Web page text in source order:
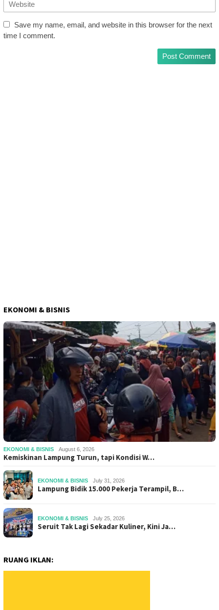
Save my name, email, and website in this browser for the next
time I comment.
EKONOMI & BISNIS
EKONOMI & BISNIS August 6, 2026
Kemiskinan Lampung Turun, tapi Kondisi W…
EKONOMI & BISNIS July 31, 2026
Lampung Bidik 15.000 Pekerja Terampil, B…
EKONOMI & BISNIS July 25, 2026
Seruit Tak Lagi Sekadar Kuliner, Kini Ja…
RUANG IKLAN: